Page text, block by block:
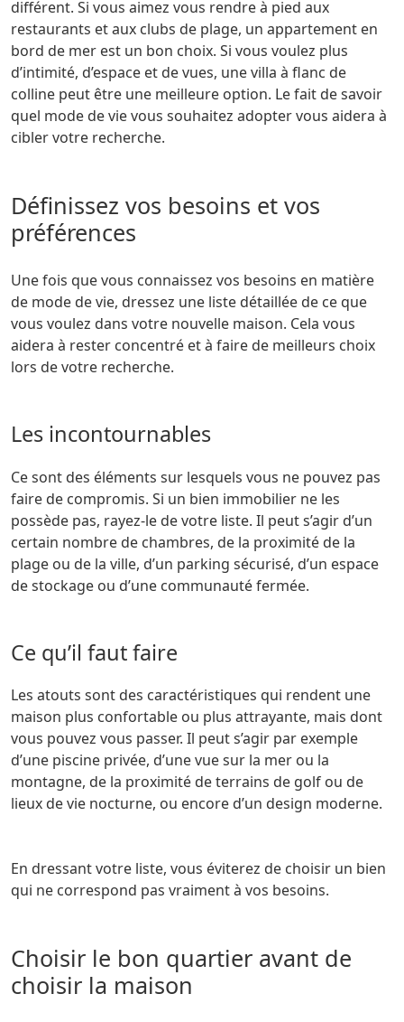
différent. Si vous aimez vous rendre à pied aux
restaurants et aux clubs de plage, un appartement en
bord de mer est un bon choix. Si vous voulez plus
d’intimité, d’espace et de vues, une villa à flanc de
colline peut être une meilleure option. Le fait de savoir
quel mode de vie vous souhaitez adopter vous aidera à
cibler votre recherche.
Définissez vos besoins et vos
préférences
Une fois que vous connaissez vos besoins en matière
de mode de vie, dressez une liste détaillée de ce que
vous voulez dans votre nouvelle maison. Cela vous
aidera à rester concentré et à faire de meilleurs choix
lors de votre recherche.
Les incontournables
Ce sont des éléments sur lesquels vous ne pouvez pas
faire de compromis. Si un bien immobilier ne les
possède pas, rayez-le de votre liste. Il peut s’agir d’un
certain nombre de chambres, de la proximité de la
plage ou de la ville, d’un parking sécurisé, d’un espace
de stockage ou d’une communauté fermée.
Ce qu’il faut faire
Les atouts sont des caractéristiques qui rendent une
maison plus confortable ou plus attrayante, mais dont
vous pouvez vous passer. Il peut s’agir par exemple
d’une piscine privée, d’une vue sur la mer ou la
montagne, de la proximité de terrains de golf ou de
lieux de vie nocturne, ou encore d’un design moderne.
En dressant votre liste, vous éviterez de choisir un bien
qui ne correspond pas vraiment à vos besoins.
Choisir le bon quartier avant de
choisir la maison